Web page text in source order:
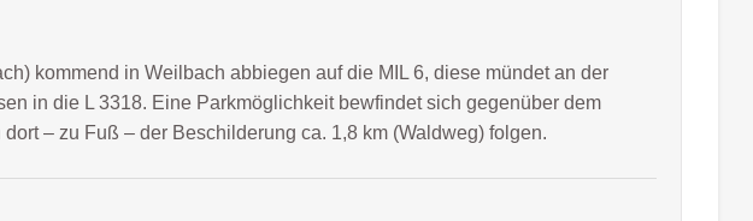
kommend in Weilbach abbiegen auf die MIL 6, diese mündet an der
in die L 3318. Eine Parkmöglichkeit bewfindet sich gegenüber dem
– zu Fuß – der Beschilderung ca. 1,8 km (Waldweg) folgen.